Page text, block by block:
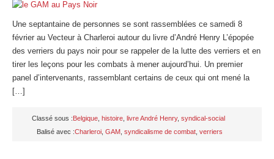
Une septantaine de personnes se sont rassemblées ce samedi 8
février au Vecteur à Charleroi autour du livre d’André Henry L’épopée
des verriers du pays noir pour se rappeler de la lutte des verriers et en
tirer les leçons pour les combats à mener aujourd’hui. Un premier
panel d’intervenants, rassemblant certains de ceux qui ont mené la
[…]
Classé sous :Belgique histoire livre André Henry, syndical-social
Balisé avec :Charleroi GAM syndicalisme de combat verriers